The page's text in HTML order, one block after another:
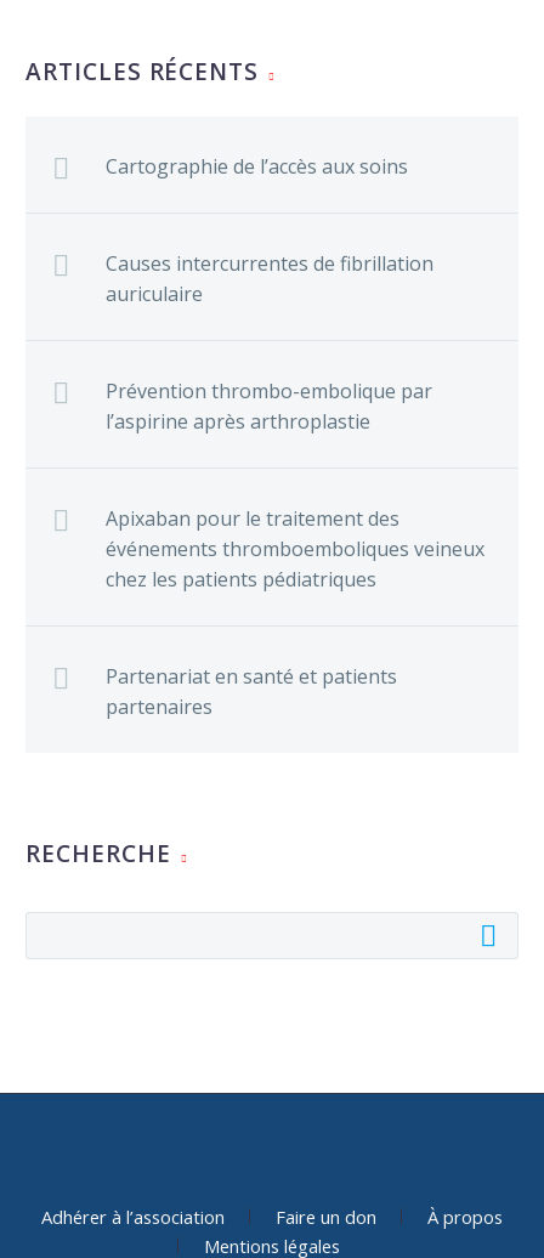
ARTICLES RÉCENTS
Cartographie de l’accès aux soins
Causes intercurrentes de fibrillation
auriculaire
Prévention thrombo-embolique par
l’aspirine après arthroplastie
Apixaban pour le traitement des
événements thromboemboliques veineux
chez les patients pédiatriques
Partenariat en santé et patients
partenaires
RECHERCHE
Adhérer à l’association Faire un don
À propos
Mentions légales